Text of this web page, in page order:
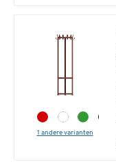
1 andere varianten